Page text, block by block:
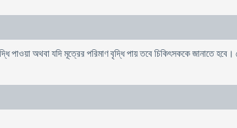
অথবা যদি মূত্রের পরিমাণ বৃদ্ধি পায় তবে চিকিৎসককে জানাতে হবে।